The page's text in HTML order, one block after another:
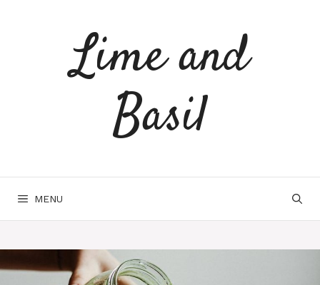
Lime and
Basil
MENU